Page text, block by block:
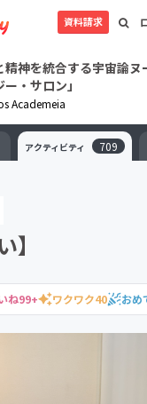
資料請求
精神を統合する宇宙論
・サロン」
Academeia
アクティビティ 709
】
ね99+ ワクワク40 おめ